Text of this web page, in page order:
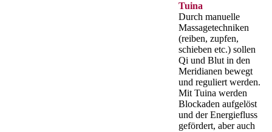
Tuina
Durch manuelle
Massagetechniken
(reiben, zupfen,
schieben etc.) sollen
Qi und Blut in den
Meridianen bewegt
und reguliert werden.
Mit Tuina werden
Blockaden aufgelöst
und der Energiefluss
gefördert, aber auch